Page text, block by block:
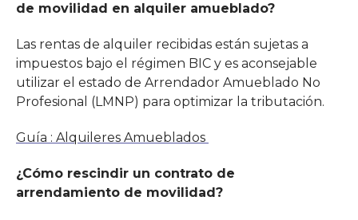
de movilidad en alquiler amueblado?
Las rentas de alquiler recibidas están sujetas a
impuestos bajo el régimen BIC y es aconsejable
utilizar el estado de Arrendador Amueblado No
Profesional (LMNP) para optimizar la tributación.
Guía : Alquileres Amueblados
¿Cómo rescindir un contrato de
arrendamiento de movilidad?